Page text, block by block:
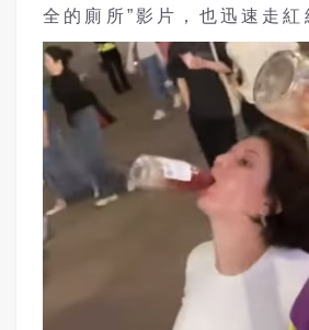
全的廁所”影片，也迅速走紅